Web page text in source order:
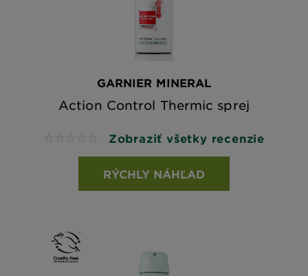
GARNIER MINERAL
Action Control Thermic sprej
No reviews Zobraziť všetky recenzie
RÝCHLY NÁHĽAD